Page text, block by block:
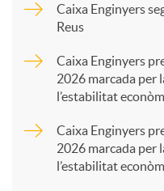
t
Caixa Enginyers
Reus
Caixa Enginyers
2026 marcada per
l’estabilitat
Caixa Enginyers
2026 marcada per
l’estabilitat